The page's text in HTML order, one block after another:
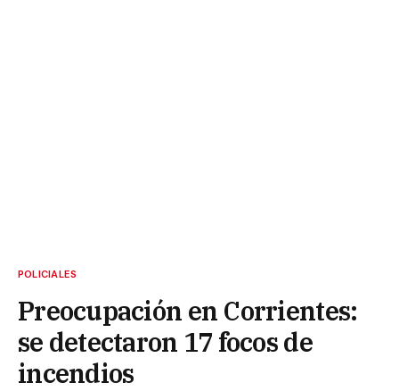
POLICIALES
Preocupación en Corrientes:
se detectaron 17 focos de
incendios